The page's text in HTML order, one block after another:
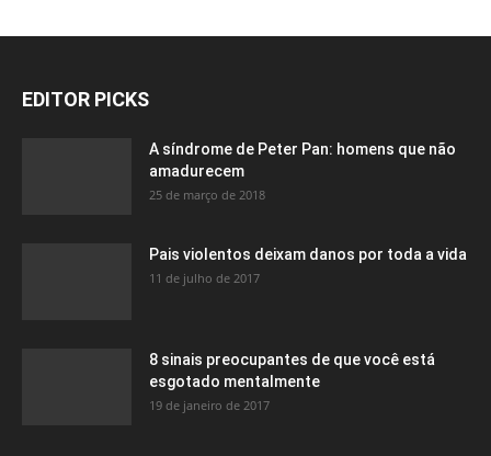
EDITOR PICKS
A síndrome de Peter Pan: homens que não
amadurecem
25 de março de 2018
Pais violentos deixam danos por toda a vida
11 de julho de 2017
8 sinais preocupantes de que você está
esgotado mentalmente
19 de janeiro de 2017